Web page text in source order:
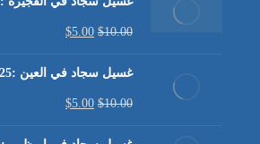
$10.00
$5.00
غسيل سجاد في العين :0504348425
$10.00
$5.00